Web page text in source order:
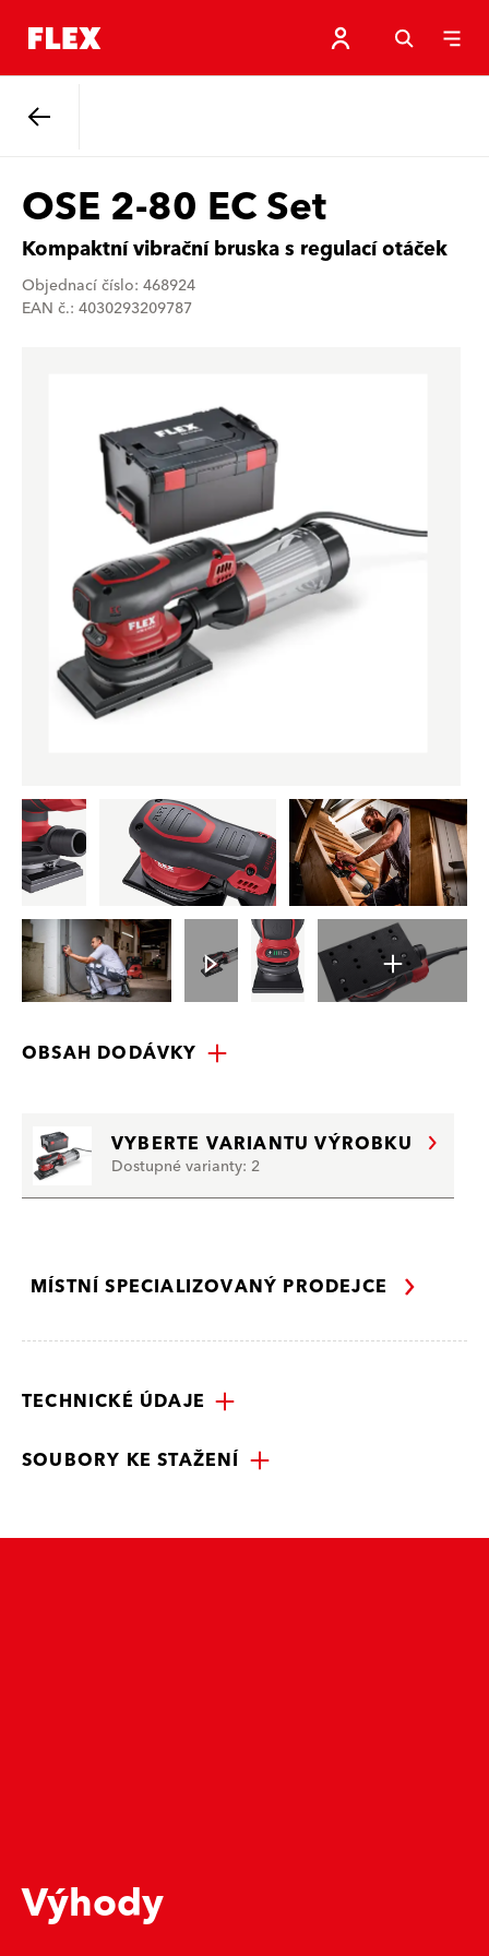
OSE 2-80 EC Set
Kompaktní vibrační bruska s regulací otáček
Objednací číslo: 468924
EAN č.: 4030293209787
OBSAH DODÁVKY
VYBERTE VARIANTU VÝROBKU
Dostupné varianty: 2
MÍSTNÍ SPECIALIZOVANÝ PRODEJCE
TECHNICKÉ ÚDAJE
SOUBORY KE STAŽENÍ
Výhody